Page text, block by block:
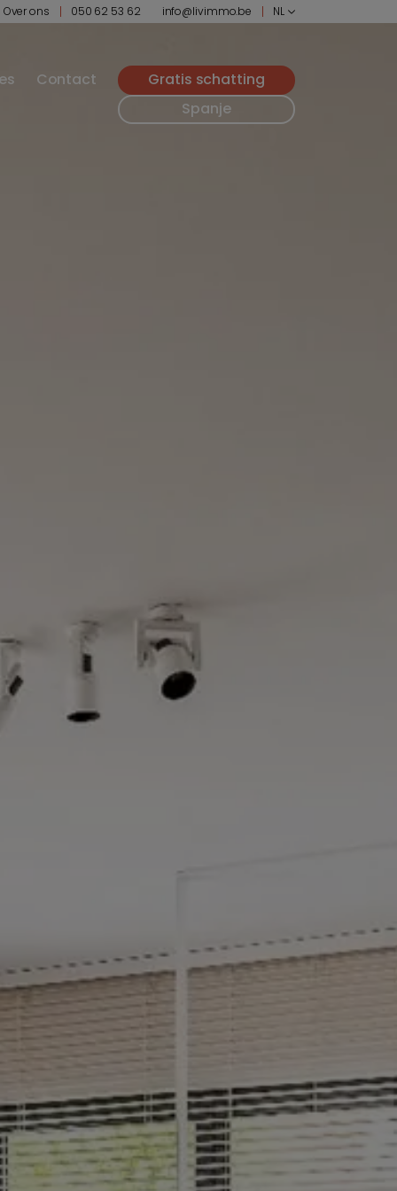
Over ons 050 62 53 62 info@livimmo.be NL
Contact
Gratis schatting
Spanje